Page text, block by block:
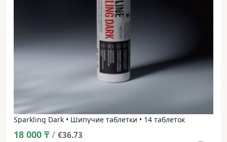
Sparkling Dark • Шипучие таблетки • 14 таблеток
18 000 ₸ / €36.73